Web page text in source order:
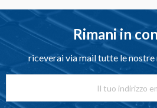
Rimani in
riceverai via mail tutte le